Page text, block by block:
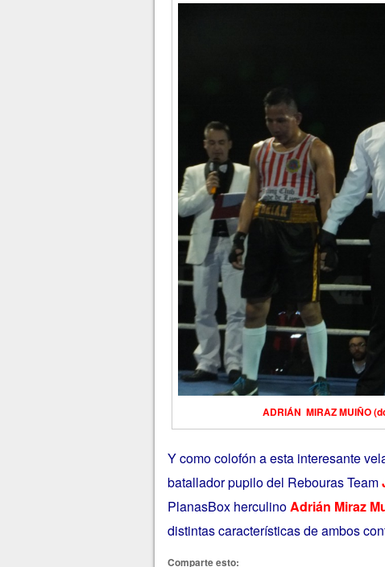
ADRIÁN MIRAZ MUIÑO
Y como colofón a esta interesante
batallador pupilo del Rebouras Team
PlanasBox herculinoAdrián Miraz
distintas características de ambos
Comparte esto: